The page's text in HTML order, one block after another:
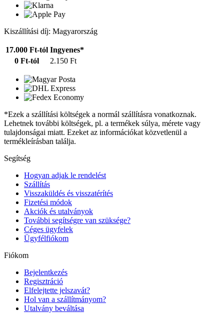
Kiszállítási díj: Magyarország
17.000 Ft-tól Ingyenes*
0 Ft-tól
2.150 Ft
*Ezek a szállítási költségek a normál szállításra vonatkoznak.
Lehetnek további költségek, pl. a termékek súlya, mérete vagy
tulajdonságai miatt. Ezeket az információkat közvetlenül a
termékleírásban találja.
Segítség
Hogyan adjak le rendelést
Szállítás
Visszaküldés és visszatérítés
Fizetési módok
Akciók és utalványok
További segítségre van szüksége?
Céges ügyfelek
Ügyfélfiókom
Fiókom
Bejelentkezés
Regisztráció
Elfelejtette jelszavát?
Hol van a szállítmányom?
Utalvány beváltása